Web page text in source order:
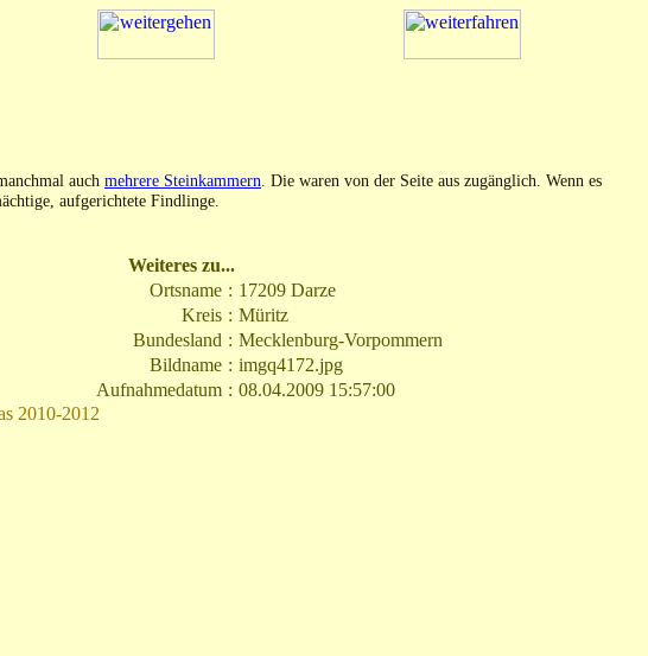
auch mehrere Steinkammern . Die waren von der Seite aus zugänglich. Wenn es
aufgerichtete Findlinge.
Weiteres zu...
Ortsname : 17209 Darze
Kreis : Müritz
Bundesland : Mecklenburg-Vorpommern
Bildname : imgq4172.jpg
Aufnahmedatum : 08.04.2009 15:57:00
2010-2012